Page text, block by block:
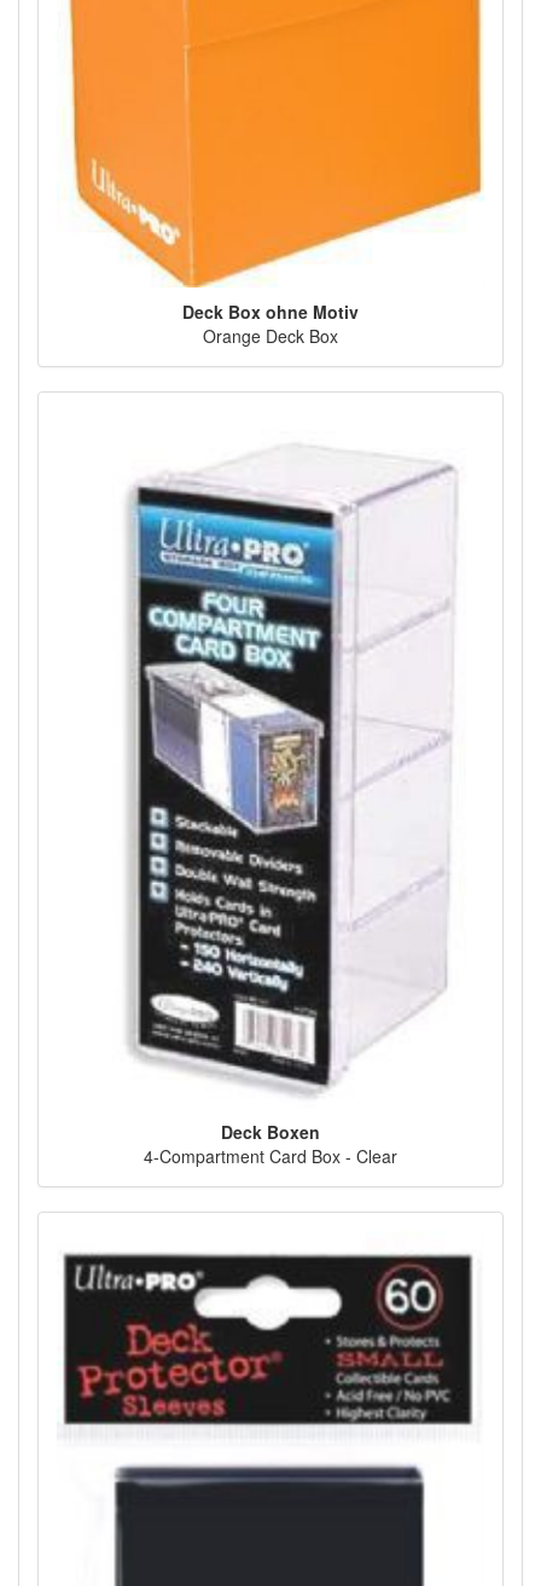
Deck Box ohne Motiv
Orange Deck Box
Deck Boxen
4-Compartment Card Box - Clear